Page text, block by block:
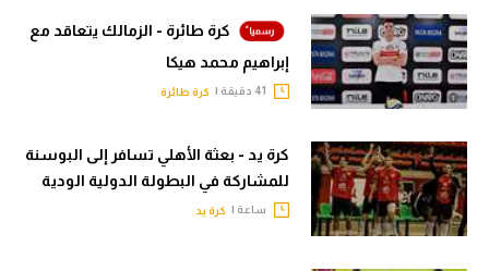
كرة طائرة - الزمالك يتعاقد مع
إبراهيم محمد هيكا
كرة طائرة
كرة يد - بعثة الأهلي تسافر إلى البوسنة
للمشاركة في البطولة الدولية الودية
ساعة | كرة يد